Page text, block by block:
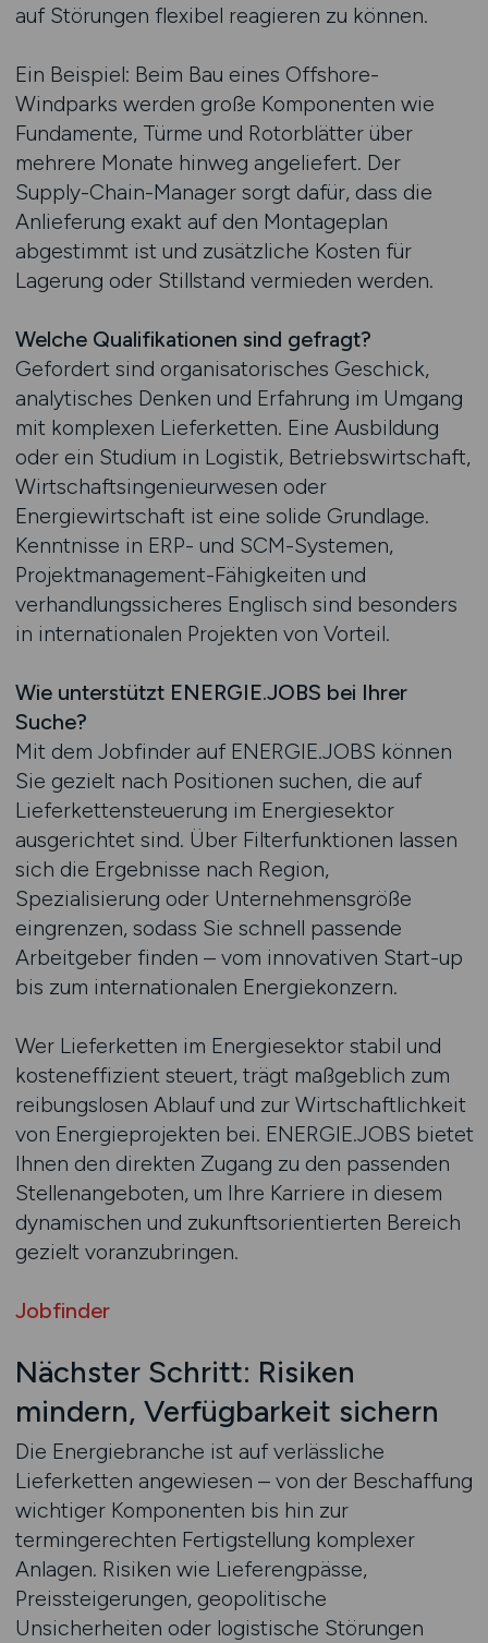
auf Störungen flexibel reagieren zu können.
Ein Beispiel: Beim Bau eines Offshore-
Windparks werden große Komponenten wie
Fundamente, Türme und Rotorblätter über
mehrere Monate hinweg angeliefert. Der
Supply-Chain-Manager sorgt dafür, dass die
Anlieferung exakt auf den Montageplan
abgestimmt ist und zusätzliche Kosten für
Lagerung oder Stillstand vermieden werden.
Welche Qualifikationen sind gefragt?
Gefordert sind organisatorisches Geschick,
analytisches Denken und Erfahrung im Umgang
mit komplexen Lieferketten. Eine Ausbildung
oder ein Studium in Logistik, Betriebswirtschaft,
Wirtschaftsingenieurwesen oder
Energiewirtschaft ist eine solide Grundlage.
Kenntnisse in ERP- und SCM-Systemen,
Projektmanagement-Fähigkeiten und
verhandlungssicheres Englisch sind besonders
in internationalen Projekten von Vorteil.
Wie unterstützt ENERGIE.JOBS bei Ihrer
Suche?
Mit dem Jobfinder auf ENERGIE.JOBS können
Sie gezielt nach Positionen suchen, die auf
Lieferkettensteuerung im Energiesektor
ausgerichtet sind. Über Filterfunktionen lassen
sich die Ergebnisse nach Region,
Spezialisierung oder Unternehmensgröße
eingrenzen, sodass Sie schnell passende
Arbeitgeber finden – vom innovativen Start-up
bis zum internationalen Energiekonzern.
Wer Lieferketten im Energiesektor stabil und
kosteneffizient steuert, trägt maßgeblich zum
reibungslosen Ablauf und zur Wirtschaftlichkeit
von Energieprojekten bei. ENERGIE.JOBS bietet
Ihnen den direkten Zugang zu den passenden
Stellenangeboten, um Ihre Karriere in diesem
dynamischen und zukunftsorientierten Bereich
gezielt voranzubringen.
Jobfinder
Nächster Schritt: Risiken
mindern, Verfügbarkeit sichern
Die Energiebranche ist auf verlässliche
Lieferketten angewiesen – von der Beschaffung
wichtiger Komponenten bis hin zur
termingerechten Fertigstellung komplexer
Anlagen. Risiken wie Lieferengpässe,
Preissteigerungen, geopolitische
Unsicherheiten oder logistische Störungen